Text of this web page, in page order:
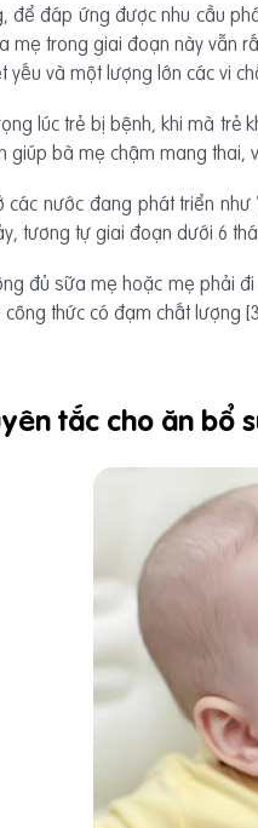
để đáp ứng được nhu cầu
mẹ trong giai đoạn này vẫn
yếu và một lượng lớn các vi
lúc trẻ bị bệnh, khi mà trẻ
giúp bà mẹ chậm mang thai,
các nước đang phát triển
tương tự giai đoạn dưới 6
đủ sữa mẹ hoặc mẹ phải
thức có đạm chất lượng
tắc cho ăn bổ